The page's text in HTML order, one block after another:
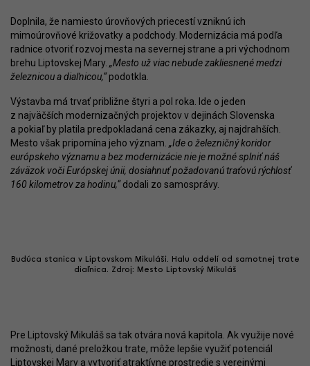
Doplnila, že namiesto úrovňových priecestí vzniknú ich
mimoúrovňové križovatky a podchody. Modernizácia má podľa
radnice otvoriť rozvoj mesta na severnej strane a pri východnom
brehu Liptovskej Mary. „Mesto už viac nebude zakliesnené medzi
železnicou a diaľnicou,“podotkla.
Výstavba má trvať približne štyri a pol roka. Ide o jeden
z najväčších modernizačných projektov v dejinách Slovenska
a pokiaľ by platila predpokladaná cena zákazky, aj najdrahších.
Mesto však pripomína jeho význam. „Ide o železničný koridor
európskeho významu a bez modernizácie nie je možné splniť náš
záväzok voči Európskej únii, dosiahnuť požadovanú traťovú rýchlosť
160 kilometrov za hodinu,“dodali zo samosprávy.
Budúca stanica v Liptovskom Mikuláši. Halu oddelí od samotnej trate
diaľnica. Zdroj: Mesto Liptovský Mikuláš
Pre Liptovský Mikuláš sa tak otvára nová kapitola. Ak využije nové
možnosti, dané preložkou trate, môže lepšie využiť potenciál
Liptovskej Mary a vytvoriť atraktívne prostredie s verejnými